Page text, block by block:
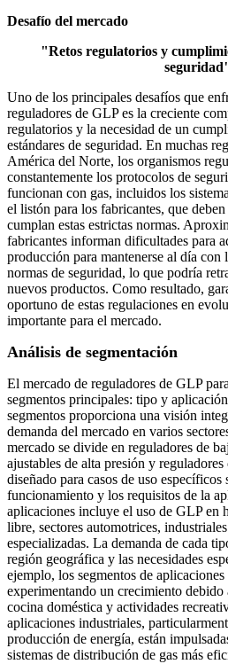
Desafío del mercado
"Retos regulatorios y
Uno de los principales desafíos que
reguladores de GLP es la creciente
regulatorios y la necesidad de un
estándares de seguridad. En muchas
América del Norte, los organismos
constantemente los protocolos de
funcionan con gas, incluidos los
el listón para los fabricantes, que
cumplan estas estrictas normas.
fabricantes informan dificultades para
producción para mantenerse al día con
normas de seguridad, lo que podría
nuevos productos. Como resultado,
oportuno de estas regulaciones en
importante para el mercado.
Análisis de segmentación
El mercado de reguladores de GLP
segmentos principales: tipo y
segmentos proporciona una visión
demanda del mercado en varios
mercado se divide en reguladores de
ajustables de alta presión y
diseñado para casos de uso específicos
funcionamiento y los requisitos de la
aplicaciones incluye el uso de GLP en
libre, sectores automotrices,
especializadas. La demanda de cada
región geográfica y las necesidades
ejemplo, los segmentos de
experimentando un crecimiento
cocina doméstica y actividades
aplicaciones industriales,
producción de energía, están
sistemas de distribución de gas más